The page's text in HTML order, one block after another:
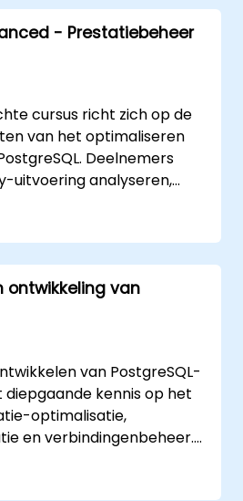
- Prestatiebeheer
cursus richt zich op de
van het optimaliseren
Deelnemers
uitvoering analyseren,
aanpassen, en
monitoren. Door
en live-oefeningen
op database- als
kunnen worden
ontwikkeling van
van PostgreSQL-
kennis op het
optimalisatie,
en verbindingenbeheer.
SQL, clientinterfaces,